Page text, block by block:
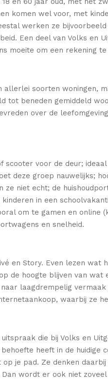
komen wel voor, met
werken ze
Een deel van Volks
moeite om een rekening te
soorten woningen,
tot beneden gemiddeld
over de
scooter voor de deur;
deze groep nauwelijks;
niet echt; de
in een
om te gamen en
en snelheid.
en Story. Even lezen
de hoogte blijven van
laagdrempelig
waarbij ze
uitspraak die bij Volks en
heeft in de huidige
je pad. Ze denken
wordt er ook niet